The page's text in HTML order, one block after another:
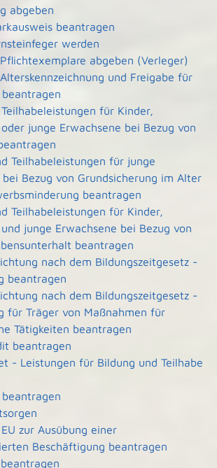
abgeben
beantragen
werden
abgeben (Verleger)
und Freigabe für
für Kinder,
junge Erwachsene bei Bezug von
Teilhabeleistungen für junge
bei Bezug von Grundsicherung im Alter
beantragen
Teilhabeleistungen für Kinder,
junge Erwachsene bei Bezug von
beantragen
nach dem Bildungszeitgesetz -
beantragen
nach dem Bildungszeitgesetz -
für Träger von Maßnahmen für
Tätigkeiten beantragen
beantragen
- Leistungen für Bildung und Teilhabe
zur Ausübung einer
Beschäftigung beantragen